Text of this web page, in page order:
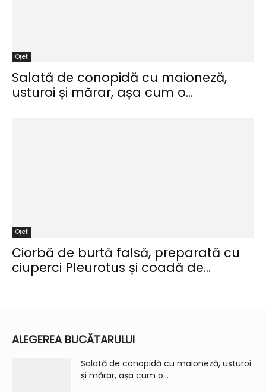
Oțet
Salată de conopidă cu maioneză,
usturoi și mărar, așa cum o...
Oțet
Ciorbă de burtă falsă, preparată cu
ciuperci Pleurotus și coadă de...
ALEGEREA BUCĂTARULUI
Salată de conopidă cu maioneză, usturoi
și mărar, așa cum o...